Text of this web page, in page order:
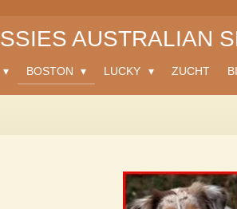
AUSTRALIAN
BOSTON LUCKY ZUCHT